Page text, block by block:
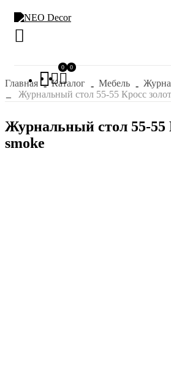
0 0
Главная Каталог Мебель
Журнальный стол 55-55 Кросс
Журнальный стол 55-55
smoke